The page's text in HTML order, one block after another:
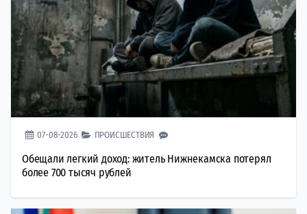
07-08-2026 ПРОИСШЕСТВИЯ
Обещали легкий доход: житель Нижнекамска потерял
более 700 тысяч рублей